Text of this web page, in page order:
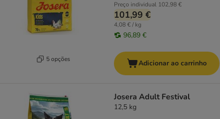
5 opções
Preço individual 102,98 €
101,99 €
4,08 € / kg
96,89 €
Adicionar ao carrinho
Josera Adult Festival
12,5 kg